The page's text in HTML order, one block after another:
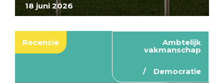
18 juni 2026
Recensie Ambtelijk
vakmanschap
Democratie